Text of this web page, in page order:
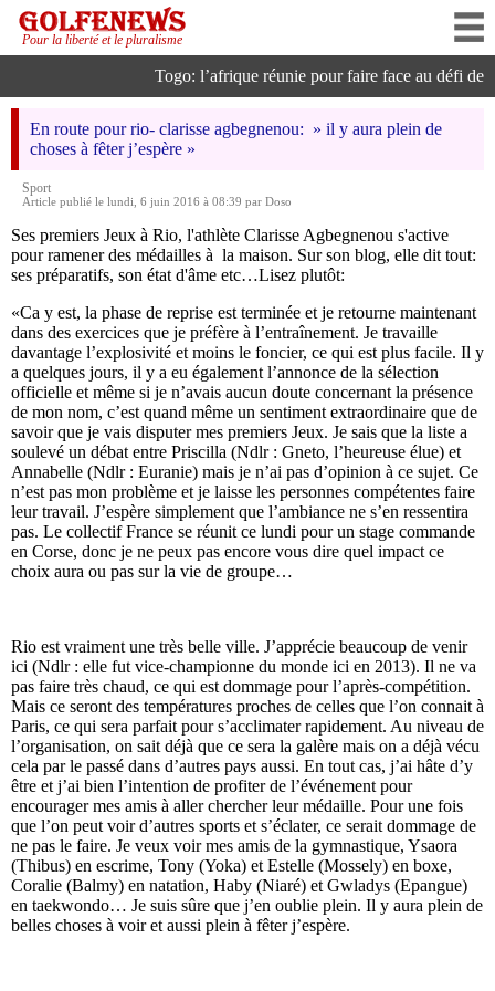
Pour la liberté et le pluralisme
Togo: l’afrique réunie pour faire face au défi de
En route pour rio- clarisse agbegnenou: » il y aura plein de
choses à fêter j’espère »
Sport
Article publié le lundi, 6 juin 2016 à 08:39 par Doso
Ses premiers Jeux à Rio, l'athlète Clarisse Agbegnenou s'active
pour ramener des médailles à la maison. Sur son blog, elle dit tout:
ses préparatifs, son état d'âme etc…Lisez plutôt:
«Ca y est, la phase de reprise est terminée et je retourne maintenant
dans des exercices que je préfère à l’entraînement. Je travaille
davantage l’explosivité et moins le foncier, ce qui est plus facile. Il y
a quelques jours, il y a eu également l’annonce de la sélection
officielle et même si je n’avais aucun doute concernant la présence
de mon nom, c’est quand même un sentiment extraordinaire que de
savoir que je vais disputer mes premiers Jeux. Je sais que la liste a
soulevé un débat entre Priscilla (Ndlr : Gneto, l’heureuse élue) et
Annabelle (Ndlr : Euranie) mais je n’ai pas d’opinion à ce sujet. Ce
n’est pas mon problème et je laisse les personnes compétentes faire
leur travail. J’espère simplement que l’ambiance ne s’en ressentira
pas. Le collectif France se réunit ce lundi pour un stage commande
en Corse, donc je ne peux pas encore vous dire quel impact ce
choix aura ou pas sur la vie de groupe…
Rio est vraiment une très belle ville. J’apprécie beaucoup de venir
ici (Ndlr : elle fut vice-championne du monde ici en 2013). Il ne va
pas faire très chaud, ce qui est dommage pour l’après-compétition.
Mais ce seront des températures proches de celles que l’on connait à
Paris, ce qui sera parfait pour s’acclimater rapidement. Au niveau de
l’organisation, on sait déjà que ce sera la galère mais on a déjà vécu
cela par le passé dans d’autres pays aussi. En tout cas, j’ai hâte d’y
être et j’ai bien l’intention de profiter de l’événement pour
encourager mes amis à aller chercher leur médaille. Pour une fois
que l’on peut voir d’autres sports et s’éclater, ce serait dommage de
ne pas le faire. Je veux voir mes amis de la gymnastique, Ysaora
(Thibus) en escrime, Tony (Yoka) et Estelle (Mossely) en boxe,
Coralie (Balmy) en natation, Haby (Niaré) et Gwladys (Epangue)
en taekwondo… Je suis sûre que j’en oublie plein. Il y aura plein de
belles choses à voir et aussi plein à fêter j’espère.